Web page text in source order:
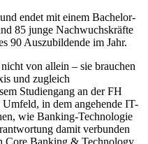
endet mit einem Bachelor-
85 junge Nachwuchskräfte
90 Auszubildende im Jahr.
von allein – sie brauchen
und zugleich
Studiengang an der FH
in dem angehende IT-
wie Banking-Technologie
damit verbunden
Core Banking & Technology